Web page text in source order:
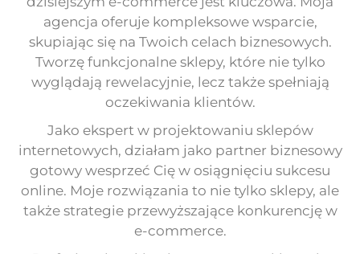
agencja oferuje kompleksowe wsparcie,
skupiając się na Twoich celach biznesowych.
Tworzę funkcjonalne sklepy, które nie tylko
wyglądają rewelacyjnie, lecz także spełniają
oczekiwania klientów.
Jako ekspert w projektowaniu sklepów
internetowych, działam jako partner biznesowy
gotowy wesprzeć Cię w osiągnięciu sukcesu
online. Moje rozwiązania to nie tylko sklepy, ale
także strategie przewyższające konkurencję w
e-commerce.